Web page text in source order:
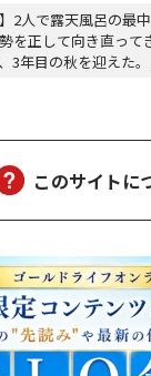
2人で露天風呂の最
を正して向き直って
3年目の秋を迎えた
夫の雅彦は、相変
このサイトに